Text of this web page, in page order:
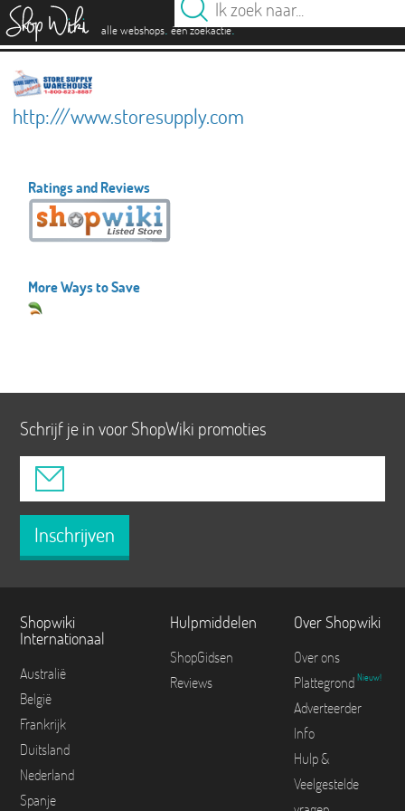
alle webshops. één zoekactie.
http:///www.storesupply.com
Ratings and Reviews
More Ways to Save
Schrijf je in voor ShopWiki promoties
Inschrijven
Shopwiki
Internationaal
Australië
België
Frankrijk
Duitsland
Nederland
Spanje
Hulpmiddelen
ShopGidsen
Reviews
Over Shopwiki
Over ons
Plattegrond Nieuw!
Adverteerder
Info
Hulp &
Veelgestelde